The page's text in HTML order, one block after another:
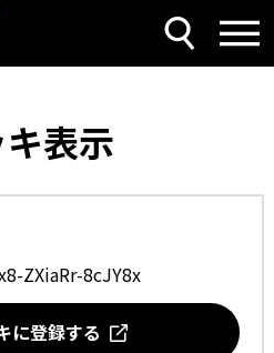
表示
ZXiaRr-8cJY8x
に登録する